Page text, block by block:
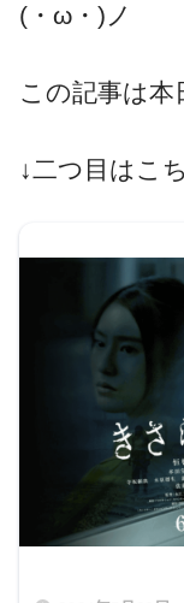
(・ω・)ノ
この記事は本
↓二つ目はこ